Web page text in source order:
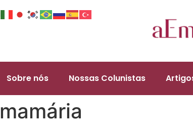
Sobre nós Nossas Colunistas
mamária